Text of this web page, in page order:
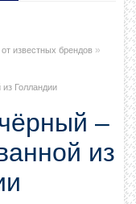
известных брендов »
Голландии
–
из